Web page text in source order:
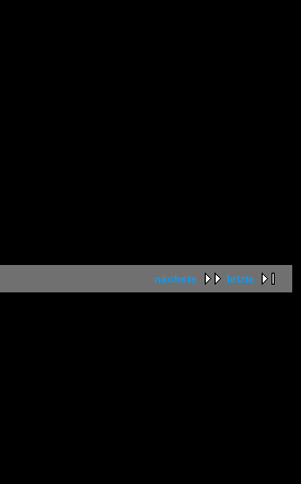
nächste letzte